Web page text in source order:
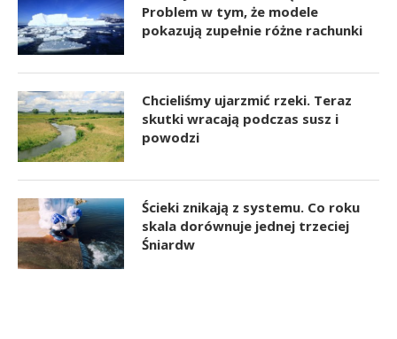
Problem w tym, że modele
pokazują zupełnie różne rachunki
Chcieliśmy ujarzmić rzeki. Teraz
skutki wracają podczas susz i
powodzi
Ścieki znikają z systemu. Co roku
skala dorównuje jednej trzeciej
Śniardw